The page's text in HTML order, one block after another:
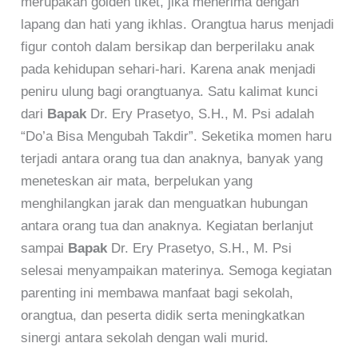
lapang dan hati yang ikhlas. Orangtua harus menjadi
figur contoh dalam bersikap dan berperilaku anak
pada kehidupan sehari-hari. Karena anak menjadi
peniru ulung bagi orangtuanya. Satu kalimat kunci
dari Bapak Dr. Ery Prasetyo, S.H., M. Psi adalah
“Do’a Bisa Mengubah Takdir”. Seketika momen haru
terjadi antara orang tua dan anaknya, banyak yang
meneteskan air mata, berpelukan yang
menghilangkan jarak dan menguatkan hubungan
antara orang tua dan anaknya. Kegiatan berlanjut
sampai Bapak Dr. Ery Prasetyo, S.H., M. Psi
selesai menyampaikan materinya. Semoga kegiatan
parenting ini membawa manfaat bagi sekolah,
orangtua, dan peserta didik serta meningkatkan
sinergi antara sekolah dengan wali murid.